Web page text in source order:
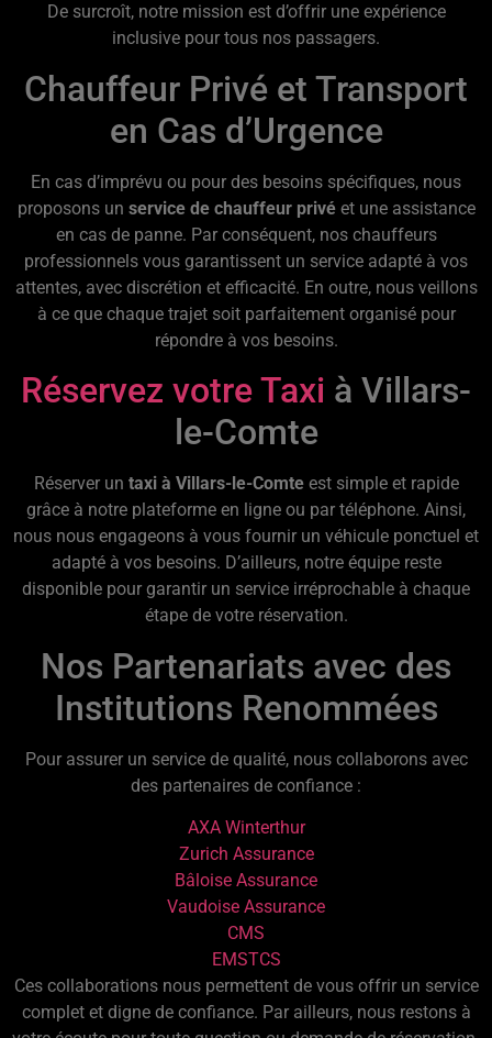
De surcroît, notre mission est d’offrir une expérience
inclusive pour tous nos passagers.
Chauffeur Privé et Transport
en Cas d’Urgence
En cas d’imprévu ou pour des besoins spécifiques, nous
proposons un service de chauffeur privéet une assistance
en cas de panne. Par conséquent, nos chauffeurs
professionnels vous garantissent un service adapté à vos
attentes, avec discrétion et efficacité. En outre, nous veillons
à ce que chaque trajet soit parfaitement organisé pour
répondre à vos besoins.
Réservez votre Taxi à Villars-
le-Comte
Réserver un taxi à Villars-le-Comteest simple et rapide
grâce à notre plateforme en ligne ou par téléphone. Ainsi,
nous nous engageons à vous fournir un véhicule ponctuel et
adapté à vos besoins. D’ailleurs, notre équipe reste
disponible pour garantir un service irréprochable à chaque
étape de votre réservation.
Nos Partenariats avec des
Institutions Renommées
Pour assurer un service de qualité, nous collaborons avec
des partenaires de confiance :
AXA Winterthur
Zurich Assurance
Bâloise Assurance
Vaudoise Assurance
CMS
EMSTCS
Ces collaborations nous permettent de vous offrir un service
complet et digne de confiance. Par ailleurs, nous restons à